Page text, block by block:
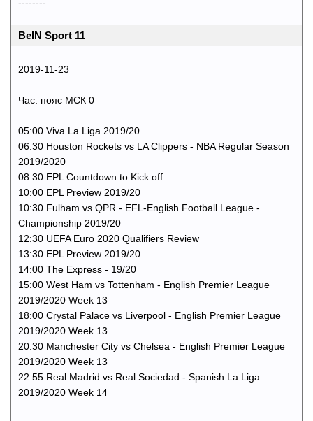
BeIN Sport 11
2019-11-23
Час. пояс МСК 0
05:00 Viva La Liga 2019/20
06:30 Houston Rockets vs LA Clippers - NBA Regular Season
2019/2020
08:30 EPL Countdown to Kick off
10:00 EPL Preview 2019/20
10:30 Fulham vs QPR - EFL-English Football League -
Championship 2019/20
12:30 UEFA Euro 2020 Qualifiers Review
13:30 EPL Preview 2019/20
14:00 The Express - 19/20
15:00 West Ham vs Tottenham - English Premier League
2019/2020 Week 13
18:00 Crystal Palace vs Liverpool - English Premier League
2019/2020 Week 13
20:30 Manchester City vs Chelsea - English Premier League
2019/2020 Week 13
22:55 Real Madrid vs Real Sociedad - Spanish La Liga
2019/2020 Week 14